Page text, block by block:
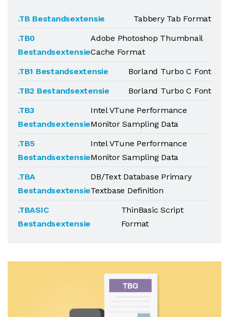
.TB Bestandsextensie
Tabbery Tab Format
.TB0
Bestandsextensie
Adobe Photoshop Thumbnail
Cache Format
.TB1 Bestandsextensie
Borland Turbo C Font
.TB2 Bestandsextensie
Borland Turbo C Font
.TB3
Bestandsextensie
Intel VTune Performance
Monitor Sampling Data
.TB5
Bestandsextensie
Intel VTune Performance
Monitor Sampling Data
.TBA
Bestandsextensie
DB/Text Database Primary
Textbase Definition
.TBASIC
Bestandsextensie
ThinBasic Script
Format